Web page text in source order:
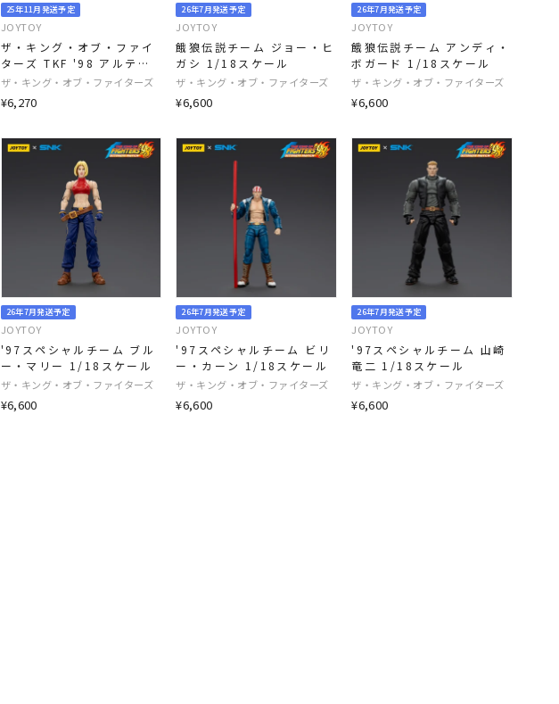
25年11月発送予定
JOYTOY
ザ・キング・オブ・ファイ
ターズ TKF '98 アルティ
メットマッチ 主人公チーム
ザ・キング・オブ・ファイターズ
¥6,270
26年7月発送予定
JOYTOY
餓狼伝説チーム ジョー・ヒ
ガシ 1/18スケール
ザ・キング・オブ・ファイターズ
¥6,600
26年7月発送予定
JOYTOY
餓狼伝説チーム アンディ・
ボガード 1/18スケール
ザ・キング・オブ・ファイターズ
¥6,600
26年7月発送予定
JOYTOY
'97スペシャルチーム ブル
ー・マリー 1/18スケール
ザ・キング・オブ・ファイターズ
¥6,600
26年7月発送予定
JOYTOY
'97スペシャルチーム ビリ
ー・カーン 1/18スケール
ザ・キング・オブ・ファイターズ
¥6,600
26年7月発送予定
JOYTOY
'97スペシャルチーム 山崎
竜二 1/18スケール
ザ・キング・オブ・ファイターズ
¥6,600